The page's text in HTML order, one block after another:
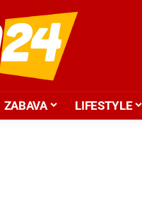
ZABAVA LIFESTYLE